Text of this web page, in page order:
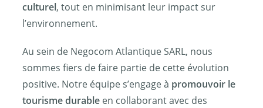
culturel, tout en minimisant leur impact sur
l’environnement.
Au sein de Negocom Atlantique SARL, nous
sommes fiers de faire partie de cette évolution
positive. Notre équipe s’engage à promouvoir le
tourisme durable en collaborant avec des